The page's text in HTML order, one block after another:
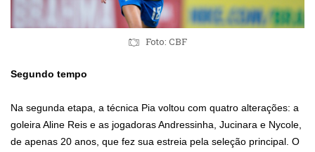
Foto: CBF
Segundo tempo
Na segunda etapa, a técnica Pia voltou com quatro alterações: a
goleira Aline Reis e as jogadoras Andressinha, Jucinara e Nycole,
de apenas 20 anos, que fez sua estreia pela seleção principal. O